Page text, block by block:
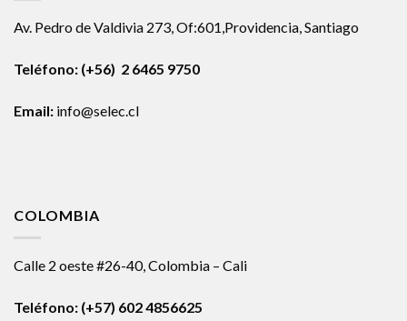
Av. Pedro de Valdivia 273, Of:601,Providencia, Santiago
Teléfono: (+56) 2 6465 9750
Email: info@selec.cl
COLOMBIA
Calle 2 oeste #26-40, Colombia – Cali
Teléfono: (+57) 602 4856625